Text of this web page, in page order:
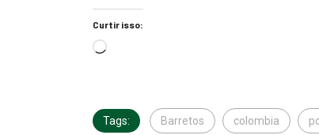
Curtir isso:
Tags: Barretos colombia